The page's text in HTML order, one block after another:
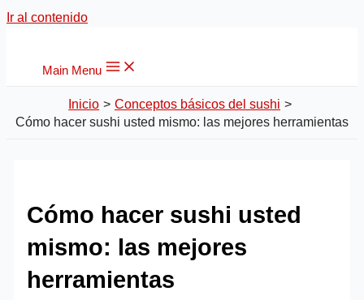
Ir al contenido
Main Menu
Inicio
Conceptos básicos del sushi
Cómo hacer sushi usted mismo: las mejores herramientas
Cómo hacer sushi usted
mismo: las mejores
herramientas